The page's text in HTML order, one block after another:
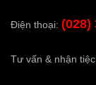
Điện thoại: (028)
Tư vấn & nhận